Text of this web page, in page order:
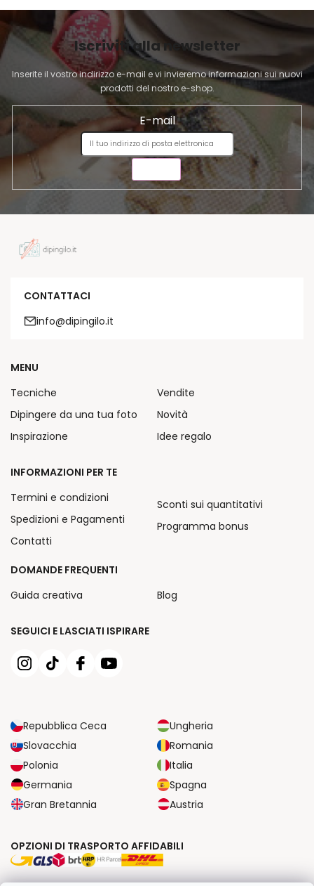
G
N
Iscriviti alla newsletter
Inserite il vostro indirizzo e-mail e vi invieremo informazioni sui nuovi
prodotti del nostro e-shop.
E-mail
CONTATTACI
info@dipingilo.it
SEGUICI E LASCIATI ISPIRARE
Repubblica Ceca
Ungheria
Slovacchia
Romania
Polonia
Italia
Germania
Spagna
Gran Bretannia
Austria
MENU
Tecniche
Dipingere da una tua foto
Inspirazione
Vendite
Novità
Idee regalo
INFORMAZIONI PER TE
Termini e condizioni
Spedizioni e Pagamenti
Contatti
Sconti sui quantitativi
Programma bonus
DOMANDE FREQUENTI
Guida creativa
Blog
OPZIONI DI TRASPORTO AFFIDABILI